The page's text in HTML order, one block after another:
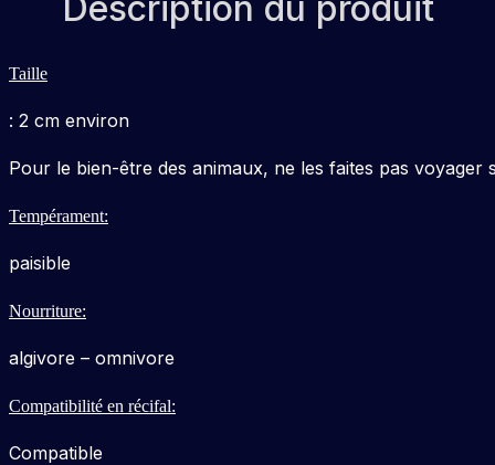
Taille
: 2 cm environ
Pour le bien-être des animaux, ne les faites pas voyager
Tempérament:
paisible
Nourriture:
algivore – omnivore
Compatibilité en récifal:
Compatible